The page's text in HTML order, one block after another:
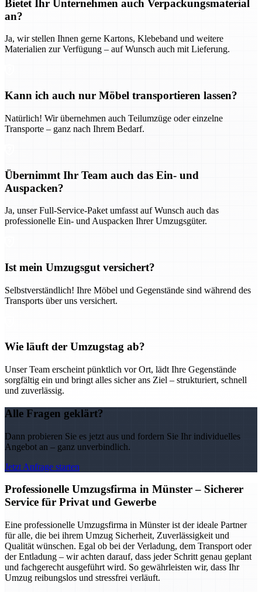
Bietet Ihr Unternehmen auch Verpackungsmaterial
an?
Ja, wir stellen Ihnen gerne Kartons, Klebeband und weitere
Materialien zur Verfügung – auf Wunsch auch mit Lieferung.
Kann ich auch nur Möbel transportieren lassen?
Natürlich! Wir übernehmen auch Teilumzüge oder einzelne
Transporte – ganz nach Ihrem Bedarf.
Übernimmt Ihr Team auch das Ein- und
Auspacken?
Ja, unser Full-Service-Paket umfasst auf Wunsch auch das
professionelle Ein- und Auspacken Ihrer Umzugsgüter.
Ist mein Umzugsgut versichert?
Selbstverständlich! Ihre Möbel und Gegenstände sind während des
Transports über uns versichert.
Wie läuft der Umzugstag ab?
Unser Team erscheint pünktlich vor Ort, lädt Ihre Gegenstände
sorgfältig ein und bringt alles sicher ans Ziel – strukturiert, schnell
und zuverlässig.
Alle Fragen geklärt?
Dann probieren Sie es jetzt aus und fordern Sie Ihr individuelles
Angebot an – ganz unverbindlich.
Jetzt Anfrage starten
Professionelle Umzugsfirma in Münster – Sicherer
Service für Privat und Gewerbe
Eine professionelle Umzugsfirma in Münster ist der ideale Partner
für alle, die bei ihrem Umzug Sicherheit, Zuverlässigkeit und
Qualität wünschen. Egal ob bei der Verladung, dem Transport oder
der Entladung – wir achten darauf, dass jeder Schritt genau geplant
und fachgerecht ausgeführt wird. So gewährleisten wir, dass Ihr
Umzug reibungslos und stressfrei verläuft.